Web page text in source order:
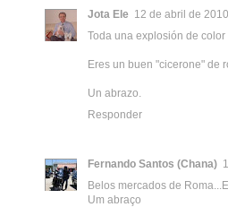
Jota Ele 12 de abril de
Toda una explosión de
Eres un buen "cicerone" de
Un abrazo.
Responder
Fernando Santos (Chana)
Belos mercados de
Um abraço